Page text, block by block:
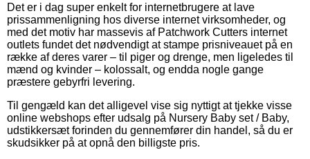
Det er i dag super enkelt for internetbrugere at lave
prissammenligning hos diverse internet virksomheder, og
med det motiv har massevis af Patchwork Cutters internet
outlets fundet det nødvendigt at stampe prisniveauet på en
række af deres varer – til piger og drenge, men ligeledes til
mænd og kvinder – kolossalt, og endda nogle gange
præstere gebyrfri levering.
Til gengæld kan det alligevel vise sig nyttigt at tjekke visse
online webshops efter udsalg på Nursery Baby set / Baby,
udstikkersæt forinden du gennemfører din handel, så du er
skudsikker på at opnå den billigste pris.